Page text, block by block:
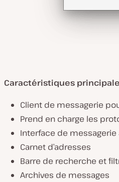
Caractéristiques
Client de messagerie
Prend en charge les
Interface de
Carnet d’adresses
Barre de recherche et
Archives de messages